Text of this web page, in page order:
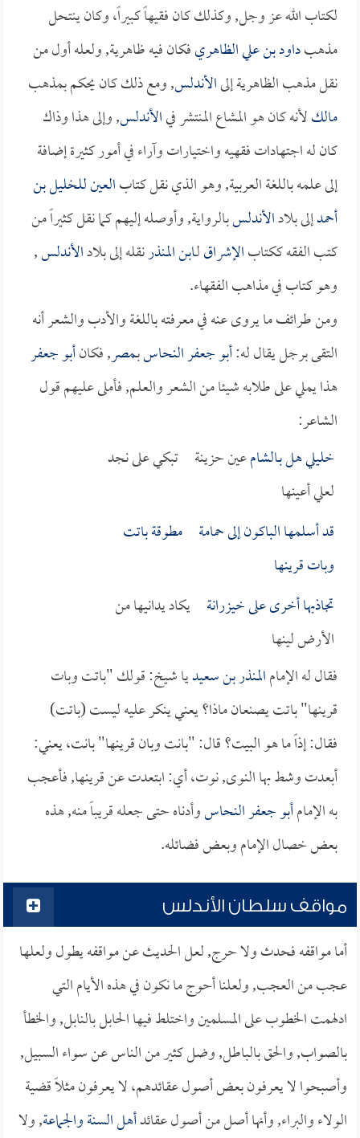
لكتاب الله عز وجل, وكذلك كان فقيهاً كبيراً، وكان ينتحل
مذهبداود بن علي الظاهريفكان فيه ظاهرية, ولعله أول من
نقل مذهب الظاهرية إلىالأندلس, ومع ذلك كان يحكم بمذهب
مالكلأنه كان هو المشاع المنتشر فيالأندلس, وإلى هذا وذاك
كان له اجتهادات فقهيه واختيارات وآراء في أمور كثيرة إضافة
إلى علمه باللغة العربية, وهو الذي نقل كتابالعينللخليل بن
أحمدإلى بلادالأندلسبالرواية, وأوصله إليهم كما نقل كثيراً من
كتب الفقه ككتابالإشراقلـابن المنذرنقله إلى بلادالأندلس,
وهو كتاب في مذاهب الفقهاء.
ومن طرائف ما يروى عنه في معرفته باللغة والأدب والشعر أنه
التقى برجل يقال له:أبو جعفر النحاسبـمصر, فكانأبو جعفر
هذا يملي على طلابه شيئا من الشعر والعلم, فأملى عليهم قول
الشاعر:
خليلي هل بـالشامعين حزينة تبكي على نجد
لعلي أعينها
قد أسلمها الباكون إلى حمامة مطوقة باتت
وبات قرينها
تجاذبها أخرى علىخيزرانة يكاد يدانيها من
الأرض لينها
فقال له الإمامالمنذر بن سعيديا شيخ: قولك "باتت وبات
قرينها" باتت يصنعان ماذا؟ يعني ينكر عليه ليست (باتت)
فقال: إذاً ما هو البيت؟ قال: "بانت وبان قرينها" بانت، يعني:
أبعدت وشط بها النوى, نوت، أي: ابتعدت عن قرينها, فأعجب
به الإمامأبو جعفر النحاسوأدناه حتى جعله قريباً منه, هذه
بعض خصال الإمام وبعض فضائله.
مواقف سلطان الأندلس
أما مواقفه فحدث ولا حرج, لعل الحديث عن مواقفه يطول ولعلها
عجب من العجب, ولعلنا أحوج ما نكون في هذه الأيام التي
ادلهمت الخطوب على المسلمين واختلط فيها الحابل بالنابل, والخطأ
بالصواب, والحق بالباطل, وضل كثير من الناس عن سواء السبيل,
وأصبحوا لا يعرفون بعض أصول عقائدهم، لا يعرفون مثلاً قضية
الولاء والبراء, وأنها أصل من أصول عقائدأهل السنة والجماعة, ولا